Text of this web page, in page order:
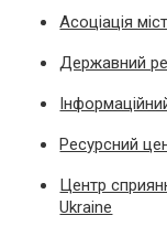
Асоціація
Державний
Ресурсний
Центр
Ukraine